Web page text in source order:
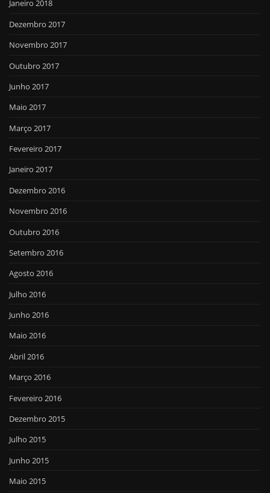
Janeiro 2018
Dezembro 2017
Novembro 2017
Outubro 2017
Junho 2017
Maio 2017
Março 2017
Fevereiro 2017
Janeiro 2017
Dezembro 2016
Novembro 2016
Outubro 2016
Setembro 2016
Agosto 2016
Julho 2016
Junho 2016
Maio 2016
Abril 2016
Março 2016
Fevereiro 2016
Dezembro 2015
Julho 2015
Junho 2015
Maio 2015